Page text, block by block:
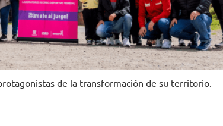
de la transformación de su territorio.